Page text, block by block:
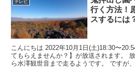
テレビ
行く方法！
スするには
こんにちは 2022年10月1日(土)18:30〜20:54に【出川哲郎の充電させ
てもらえませんか？】が放送されます。 放送では「鬼押出し園」か
ら水澤観世音まで走るようです。 ですが、「鬼押出し園」は有料道